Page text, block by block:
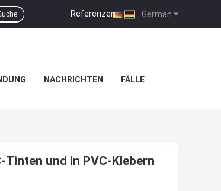
German
Referenzen |
NACHRICHTEN FÄLLE
und in PVC-Klebern